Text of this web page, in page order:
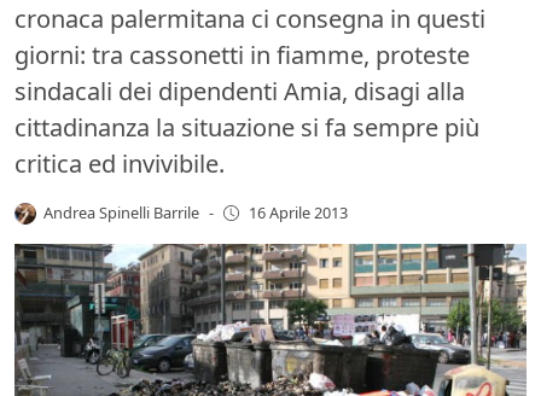
cronaca palermitana ci consegna in questi
giorni: tra cassonetti in fiamme, proteste
sindacali dei dipendenti Amia, disagi alla
cittadinanza la situazione si fa sempre più
critica ed invivibile.
Andrea Spinelli Barrile - 16 Aprile 2013